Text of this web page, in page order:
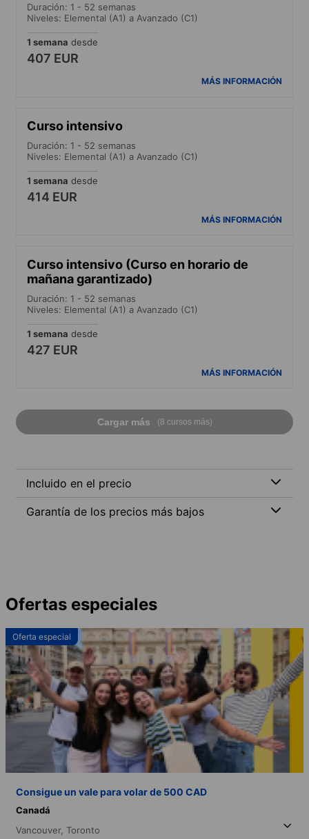
Duración: 1 - 52 semanas
Niveles: Elemental (A1) a Avanzado (C1)
1 semana desde
407 EUR
MÁS INFORMACIÓN
Curso intensivo
Duración: 1 - 52 semanas
Niveles: Elemental (A1) a Avanzado (C1)
1 semana desde
414 EUR
MÁS INFORMACIÓN
Curso intensivo (Curso en horario de
mañana garantizado)
Duración: 1 - 52 semanas
Niveles: Elemental (A1) a Avanzado (C1)
1 semana desde
427 EUR
MÁS INFORMACIÓN
Cargar más (8 cursos más)
Incluido en el precio
Garantía de los precios más bajos
Ofertas especiales
Oferta especial
Consigue un vale para volar de 500 CAD
Canadá
Vancouver, Toronto